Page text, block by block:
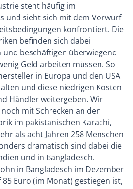
steht häufig im
und sieht sich mit dem Vorwurf
konfrontiert. Die
befinden sich dabei
beschäftigen überwiegend
Geld arbeiten müssen. So
in Europa und den USA
und diese niedrigen Kosten
Händler weitergeben. Wir
mit Schrecken an den
im pakistanischen Karachi,
als acht Jahren 258 Menschen
dramatisch sind dabei die
und in Bangladesch.
in Bangladesch im Dezember
Euro (im Monat) gestiegen ist,